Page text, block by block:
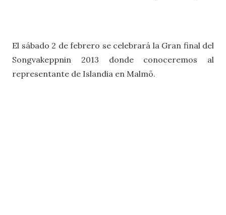
El sábado 2 de febrero se celebrará la Gran final del
Songvakeppnin 2013 donde conoceremos al
representante de Islandia en Malmö.